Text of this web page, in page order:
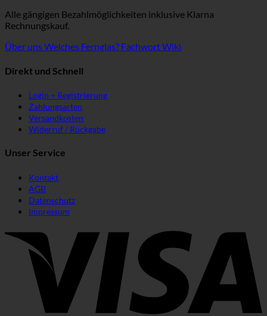
Alle gängigen Bezahlmöglichkeiten inklusive Klarna
Rechnungskauf.
Über unsWelches Fernglas? Fachwort Wiki
Direkt und Schnell
Login + Registrierung
Zahlungsarten
Versandkosten
Widerruf / Rückgabe
Unser Service
Kontakt
AGB
Datenschutz
Impressum